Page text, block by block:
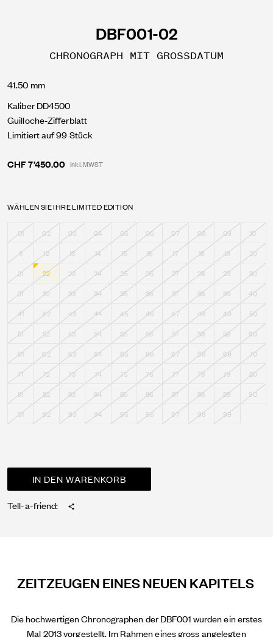
DBF001-02
CHRONOGRAPH MIT GROSSDATUM
41.50 mm
Kaliber DD4500
Guilloche-Zifferblatt
Limitiert auf 99 Stück
CHF 7’450.00 inkl. MWST
WÄHLEN SIE IHRE LIMITED EDITION
01 02 03 04 05 06 07 08 09
10
11
12 13 14 15 16 17 18 19
20
21
22 23 24 25 26 27 28 29
30
31
32 33 34 35 36 37 38 39
40
41
42 43 44 45 46 47 48 49
50
51
52 53 54 55 56 57 58 59
60
61
62 63 64 65 66 67 68 69
70
71
72 73 74 75 76 77 78 79
80
81
82 83 84 85 86 87 88 89
90
91
92 93 94 95 96 97 98 99
Tell-a-friend:
ZEITZEUGEN EINES NEUEN KAPITELS
Die hochwertigen Chronographen der DBF001 wurden ein erstes
Mal 2013 vorgestellt. Im Rahmen eines gross angelegten